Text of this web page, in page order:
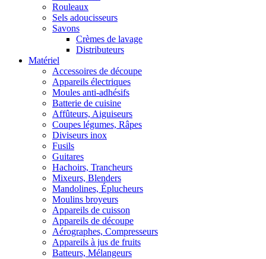
Rouleaux
Sels adoucisseurs
Savons
Crèmes de lavage
Distributeurs
Matériel
Accessoires de découpe
Appareils électriques
Moules anti-adhésifs
Batterie de cuisine
Affûteurs, Aiguiseurs
Coupes légumes, Râpes
Diviseurs inox
Fusils
Guitares
Hachoirs, Trancheurs
Mixeurs, Blenders
Mandolines, Éplucheurs
Moulins broyeurs
Appareils de cuisson
Appareils de découpe
Aérographes, Compresseurs
Appareils à jus de fruits
Batteurs, Mélangeurs